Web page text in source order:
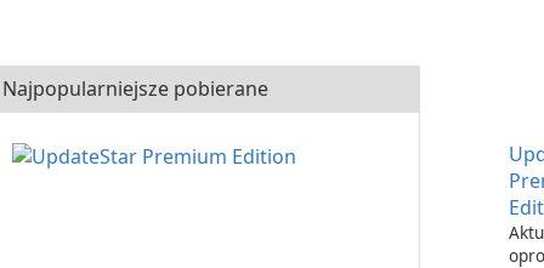
Najpopularniejsze pobierane